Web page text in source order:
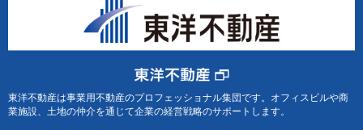
東洋不動産は事業用不動産のプロフェッショナル集団です。オフィスビルや商
業施設、土地の仲介を通じて企業の経営戦略のサポートします。